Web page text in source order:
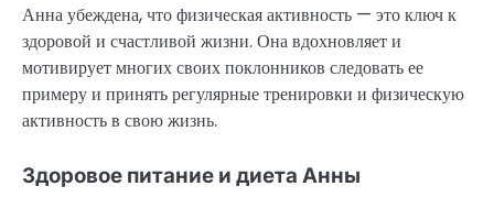
Анна убеждена, что физическая активность — это ключ к
здоровой и счастливой жизни. Она вдохновляет и
мотивирует многих своих поклонников следовать ее
примеру и принять регулярные тренировки и физическую
активность в свою жизнь.
Здоровое питание и диета Анны